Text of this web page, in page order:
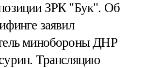
ЗРК "Бук". Об
заявил
минобороны ДНР
Трансляцию